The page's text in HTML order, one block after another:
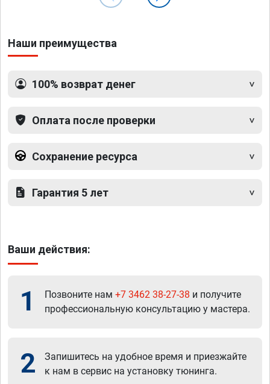
Наши преимущества
100% возврат денег
Оплата после проверки
Сохранение ресурса
Гарантия 5 лет
Ваши действия:
1 Позвоните нам +7 3462 38-27-38 и получите
профессиональную консультацию у мастера.
2
Запишитесь на удобное время и приезжайте
к нам в сервис на установку тюнинга.